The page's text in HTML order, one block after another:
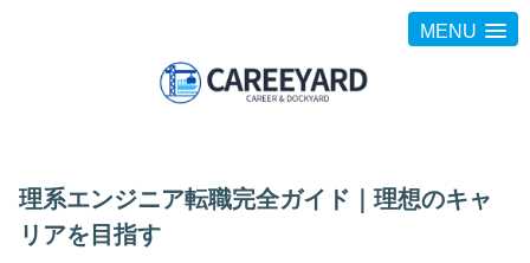
MENU
理系エンジニア転職完全ガイド｜理想のキャ
リアを目指す